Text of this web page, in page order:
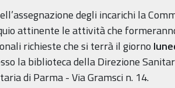
degli incarichi la
attinente le attività che
richieste che si terrà il giorno
la biblioteca della Direzione
di Parma - Via Gramsci n. 14.